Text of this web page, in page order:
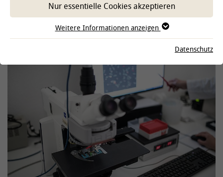
Reproduktionsmedizinische Einheit der
Kliniken
Nur essentielle Cookies akzeptieren
Weitere Informationen anzeigen
Datenschutz